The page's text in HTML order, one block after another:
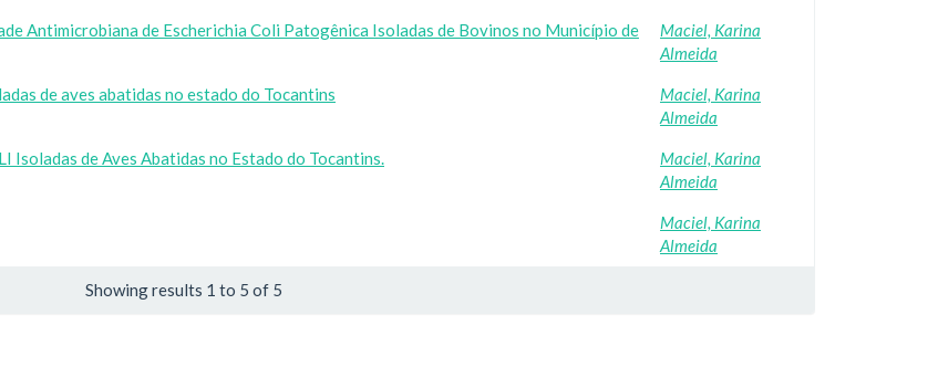
Antimicrobiana de Escherichia Coli Patogênica Isoladas de Bovinos no Município de
Maciel, Karina
Almeida
de aves abatidas no estado do Tocantins
Maciel, Karina
Almeida
Isoladas de Aves Abatidas no Estado do Tocantins.
Maciel, Karina
Almeida
Maciel, Karina
Almeida
Showing results 1 to 5 of 5